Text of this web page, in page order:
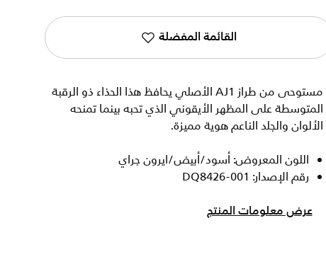
القائمة المفضلة
مستوحى من طراز AJ1 الأصلي يحافظ هذا الحذاء ذو الرقبة
المتوسطة على المظهر الأيقوني الذي تحبه بينما تمنحه
الألوان والجلد الناعم هوية مميزة.
اللون المعروض: أسود/أبيض/ايرون جراي
رقم الإصدار: DQ8426-001
عرض معلومات المنتج